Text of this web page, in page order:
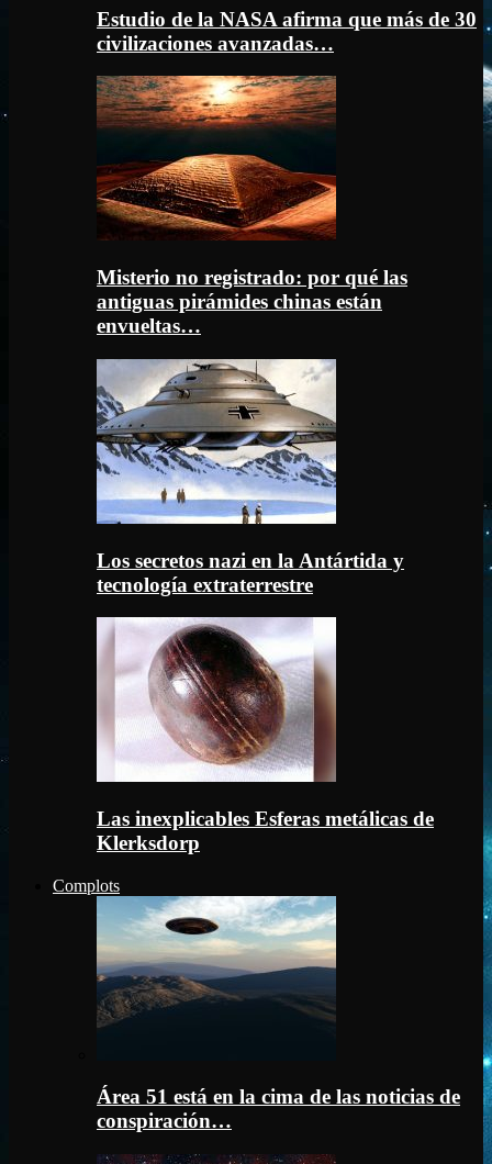
Estudio de la NASA afirma que más de 30
civilizaciones avanzadas…
Misterio no registrado: por qué las
antiguas pirámides chinas están
envueltas…
Los secretos nazi en la Antártida y
tecnología extraterrestre
Las inexplicables Esferas metálicas de
Klerksdorp
Complots
Área 51 está en la cima de las noticias de
conspiración…